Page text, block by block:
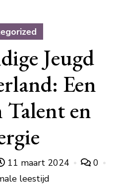
Jeugd
Een
en
11 maart 2024
0
leestijd